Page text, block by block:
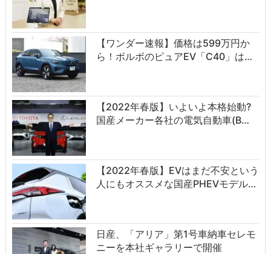
【ワンダー速報】価格は599万円か
ら！ボルボのピュアEV「C40」は…
【2022年春版】いよいよ本格始動?
国産メーカー各社の電気自動車(B…
【2022年春版】EVはまだ不安という
人にもオススメな国産PHEVモデル…
日産、「アリア」第1号車納車セレモ
ニーを本社ギャラリーで開催